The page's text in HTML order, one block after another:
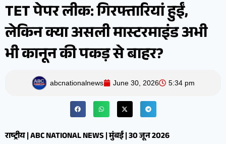
TET पेपर लीक: गिरफ्तारियां हुईं,
लेकिन क्या असली मास्टरमाइंड अभी
भी कानून की पकड़ से बाहर?
abcnationalnews June 30, 2026 5:34 pm
राष्ट्रीय | ABC NATIONAL NEWS | मुंबई | 30 जून 2026